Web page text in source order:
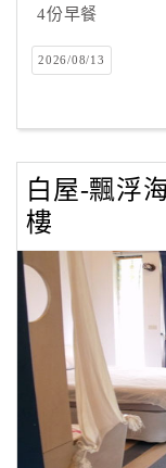
訂
房
Q&A
旅
卡
訂
房
請
款
收
據
合
4份早餐
2026/08/13
白屋-飄浮
樓